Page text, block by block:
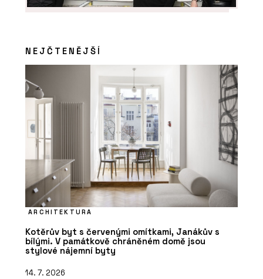
NEJČTENĚJŠÍ
ARCHITEKTURA
Kotěrův byt s červenými omítkami, Janákův s
bílými. V památkově chráněném domě jsou
stylové nájemní byty
14. 7. 2026